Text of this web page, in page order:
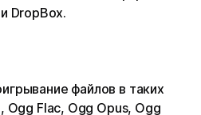
DropBox.
файлов в таких
Ogg Flac, Ogg Opus, Ogg